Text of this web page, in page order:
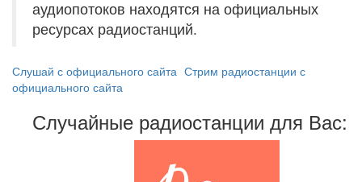
аудиопотоков находятся на официальных
ресурсах радиостанций.
Слушай с официального сайта Стрим радиостанции с
официального сайта
Случайные радиостанции для Вас: